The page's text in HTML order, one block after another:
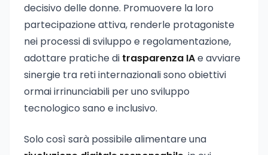
decisivo delle donne. Promuovere la loro
partecipazione attiva, renderle protagoniste
nei processi di sviluppo e regolamentazione,
adottare pratiche di trasparenza IAe avviare
sinergie tra reti internazionali sono obiettivi
ormai irrinunciabili per uno sviluppo
tecnologico sano e inclusivo.
Solo così sarà possibile alimentare una